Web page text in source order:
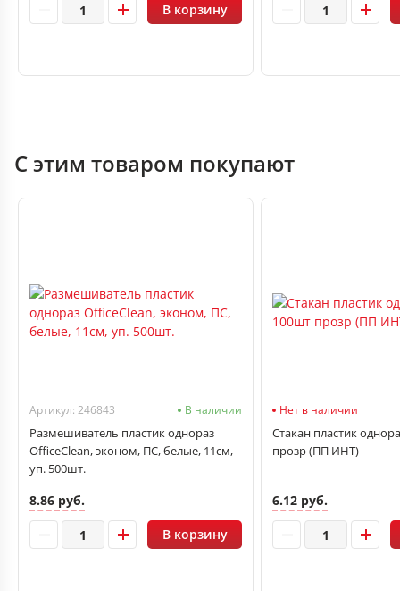
В корзину
С этим товаром покупают
Артикул: 246843 В наличии
Размешиватель пластик однораз
OfficeClean, эконом, ПС, белые, 11см,
уп. 500шт.
8.86 руб.
В корзину
Нет в наличии
Стакан пластик
прозр (ПП ИНТ)
6.12 руб.